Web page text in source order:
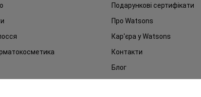
Подарункові сертифікати
Про Watsons
Кар'єра у Watsons
Контакти
Блог